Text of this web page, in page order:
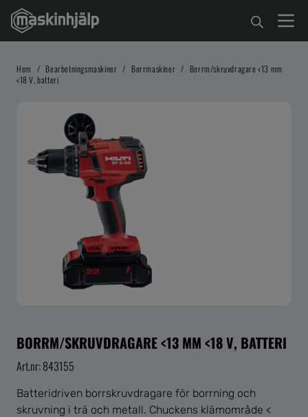
Hem / Bearbetningsmaskiner / Borrmaskiner / Borrm/skruvdragare <13 mm
<18 V, batteri
BORRM/SKRUVDRAGARE <13 MM <18 V, BATTERI
Art.nr: 843155
Batteridriven borrskruvdragare för borrning och
skruvning i trä och metall. Chuckens klämområde <